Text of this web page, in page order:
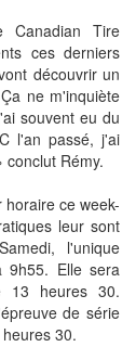
Canadian Tire
ces derniers
découvrir un
ne m'inquiète
souvent eu du
l'an passé, j'ai
Rémy.
ce week-
leur sont
l'unique
9h55. Elle sera
13 heures 30.
de série
30.